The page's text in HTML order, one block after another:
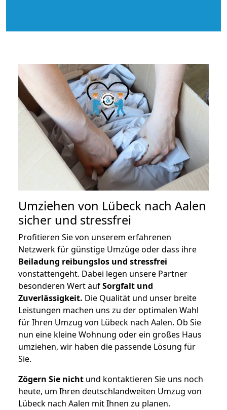
Umziehen von Lübeck nach Aalen
sicher und stressfrei
Profitieren Sie von unserem erfahrenen
Netzwerk für günstige Umzüge oder dass ihre
Beiladung reibungslos und stressfrei
vonstattengeht. Dabei legen unsere Partner
besonderen Wert aufSorgfalt und
Zuverlässigkeit. Die Qualität und unser breite
Leistungen machen uns zu der optimalen Wahl
für Ihren Umzug von Lübeck nach Aalen. Ob Sie
nun eine kleine Wohnung oder ein großes Haus
umziehen, wir haben die passende Lösung für
Sie.
Zögern Sie nicht und kontaktieren Sie uns noch
heute, um Ihren deutschlandweiten Umzug von
Lübeck nach Aalen mit Ihnen zu planen.